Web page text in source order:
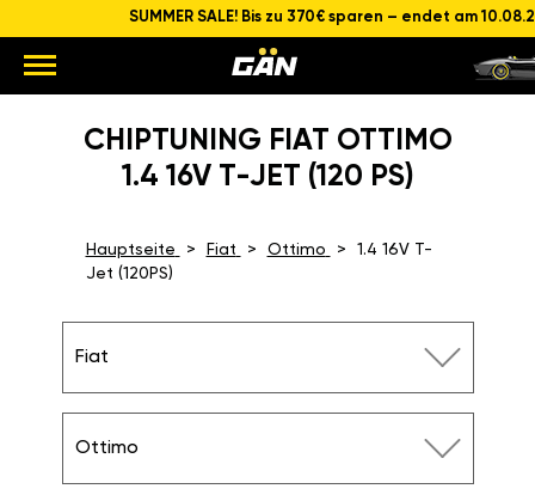
SUMMER SALE! Bis zu 370€ sparen – endet am
CHIPTUNING FIAT OTTIMO
1.4 16V T-JET (120 PS)
Hauptseite Fiat Ottimo
1.4 16V T-
Jet (120PS)
Fiat
Ottimo